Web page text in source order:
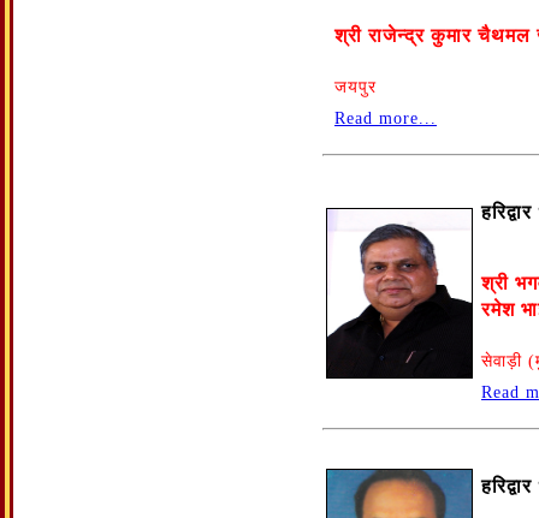
श्री राजेन्द्र कुमार चैथमल
जयपुर
Read more...
श्री
रमेश
सेवाड़ी
Read